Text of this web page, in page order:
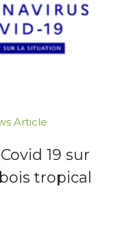
Article
19 sur
tropical